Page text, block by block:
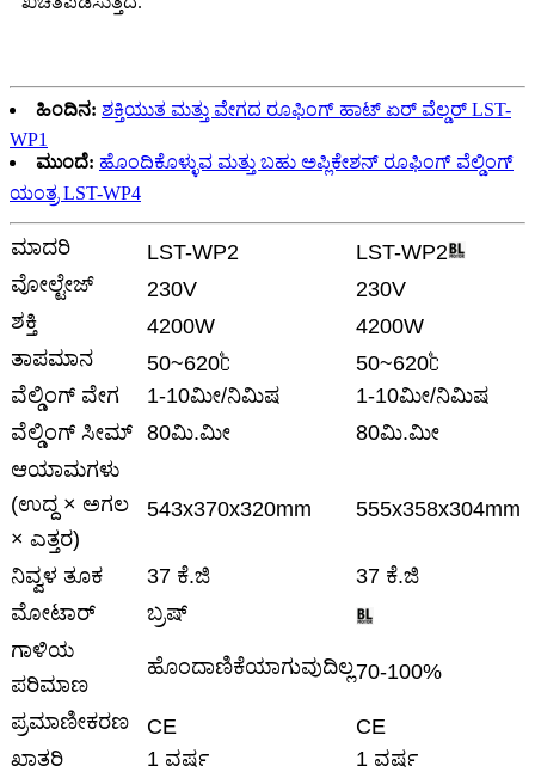
ಹಿಂದಿನ: ಶಕ್ತಿಯುತ ಮತ್ತು ವೇಗದ ರೂಫಿಂಗ್ ಹಾಟ್ ಏರ್ ವೆಲ್ಡರ್ LST-
WP1
ಮುಂದೆ: ಹೊಂದಿಕೊಳ್ಳುವ ಮತ್ತು ಬಹು ಅಪ್ಲಿಕೇಶನ್ ರೂಫಿಂಗ್ ವೆಲ್ಡಿಂಗ್
ಯಂತ್ರ LST-WP4
ಮಾದರಿ LST-WP2
LST-WP2
ವೋಲ್ಟೇಜ್
230V
230V
ಶಕ್ತಿ
4200W
4200W
ತಾಪಮಾನ
50~620℃
50~620℃
ವೆಲ್ಡಿಂಗ್ ವೇಗ
1-10ಮೀ/ನಿಮಿಷ
1-10ಮೀ/ನಿಮಿಷ
ವೆಲ್ಡಿಂಗ್ ಸೀಮ್ 80ಮಿ.ಮೀ
80ಮಿ.ಮೀ
ಆಯಾಮಗಳು
(ಉದ್ದ × ಅಗಲ
× ಎತ್ತರ)
543x370x320mm 555x358x304mm
ನಿವ್ವಳ ತೂಕ 37 ಕೆ.ಜಿ
37 ಕೆ.ಜಿ
ಮೋಟಾರ್
ಬ್ರಷ್
ಗಾಳಿಯ
ಪರಿಮಾಣ
ಹೊಂದಾಣಿಕೆಯಾಗುವುದಿಲ್ಲ70-100%
ಪ್ರಮಾಣೀಕರಣ CE
CE
ಖಾತರಿ
1 ವರ್ಷ 1 ವರ್ಷ